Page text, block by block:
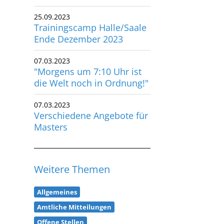
25.09.2023
Trainingscamp Halle/Saale
Ende Dezember 2023
07.03.2023
"Morgens um 7:10 Uhr ist
die Welt noch in Ordnung!"
07.03.2023
Verschiedene Angebote für
Masters
Weitere Themen
Allgemeines
Amtliche Mitteilungen
Offene Stellen